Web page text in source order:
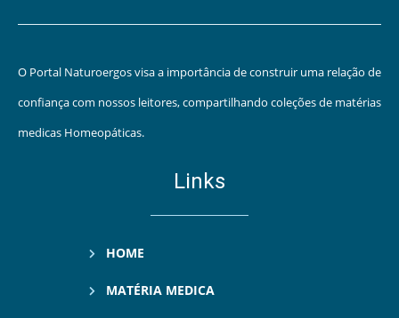
O Portal Naturoergos visa a importância de construir uma relação de
confiança com nossos leitores, compartilhando coleções de matérias
medicas Homeopáticas.
Links
HOME
MATÉRIA MEDICA